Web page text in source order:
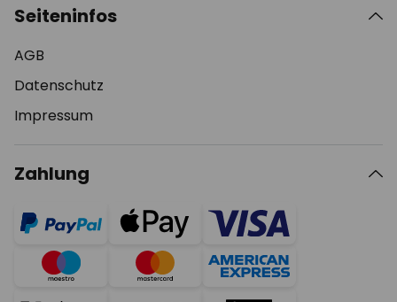
Seiteninfos
AGB
Datenschutz
Impressum
Zahlung